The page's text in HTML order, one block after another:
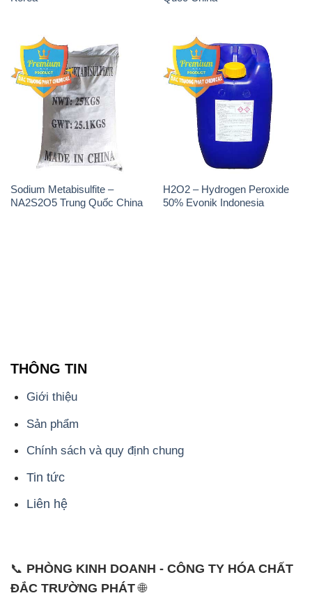
Sodium Metabisulfite –
NA2S2O5 Trung Quốc China
H2O2 – Hydrogen Peroxide
50% Evonik Indonesia
THÔNG TIN
Giới thiệu
Sản phẩm
Chính sách và quy định chung
Tin tức
Liên hệ
📞 PHÒNG KINH DOANH - CÔNG TY HÓA CHẤT
ĐẮC TRƯỜNG PHÁT🌐